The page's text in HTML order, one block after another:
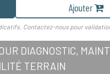
Ajouter
Contactez-nous pour
DIAGNOSTIC,
TERRAIN